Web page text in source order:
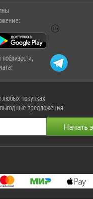
покупках
предложения